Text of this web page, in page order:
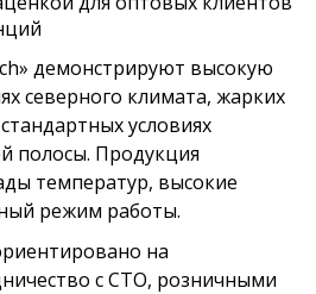
демонстрируют высокую
северного климата, жарких
условиях
полосы. Продукция
температур, высокие
режим работы.
на
с СТО, розничными